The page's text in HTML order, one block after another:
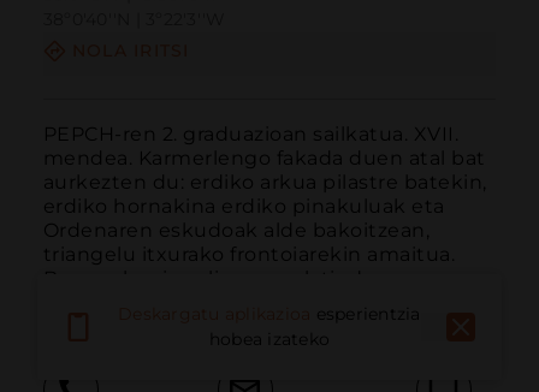
PEPCH-ren 2. graduazioan sailkatua. XVII.
mendea. Karmerlengo fakada duen atal bat
aurkezten du: erdiko arkua pilastre batekin,
erdiko hornakina erdiko pinakuluak eta
Ordenaren eskudoak alde bakoitzean,
triangelu itxurako frontoiarekin amaitua.
Barrura begira, eliza erruz latindunaren
esperientzia
hobea izateko